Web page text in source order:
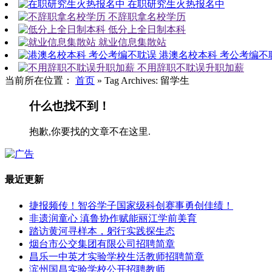
在职研究生火热报名中
不辞职拿名校学历
低分上全日制本科
就业信息集散站
港澳名校本科 考公考编不
不用辞职不耽误升职加薪
当前所在位置： 首页 » Tag Archives: 留学生
什么也找不到！
抱歉,你要找的文章不在这里.
最近更新
捷报频传！智谷学子国家级科创赛事勇创佳绩！
非遗润童心 滇鲁协作赋能丽江学前美育
踏访黄河寻样本，躬行实践探生态
烟台市公交集团有限公司招聘简章
昌乐一中英才实验学校生活教师招聘简章
滨州国昌实验学校公开招聘教师